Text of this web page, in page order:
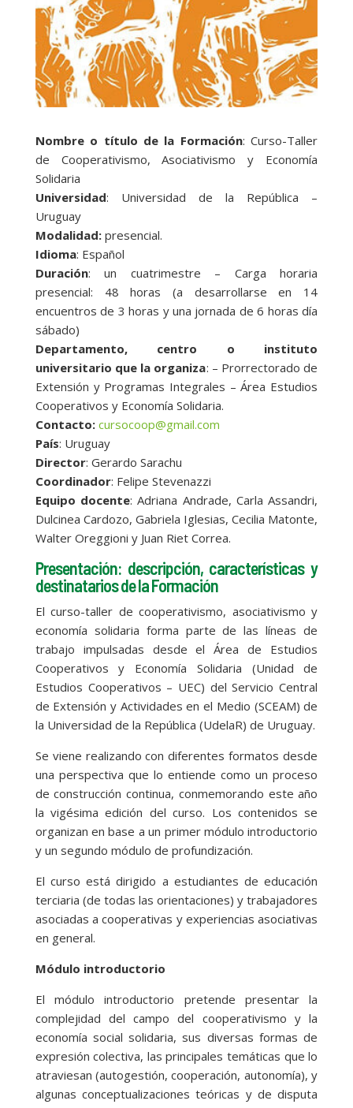
Nombre o título de la Formación: Curso-Taller
de Cooperativismo, Asociativismo y Economía
Solidaria
Universidad: Universidad de la República –
Uruguay
Modalidad:presencial.
Idioma: Español
Duración: un cuatrimestre – Carga horaria
presencial: 48 horas (a desarrollarse en 14
encuentros de 3 horas y una jornada de 6 horas día
sábado)
Departamento, centro o instituto
universitario que la organiza: – Prorrectorado de
Extensión y Programas Integrales – Área Estudios
Cooperativos y Economía Solidaria.
Contacto: cursocoop@gmail.com
País: Uruguay
Director: Gerardo Sarachu
Coordinador: Felipe Stevenazzi
Equipo docente: Adriana Andrade, Carla Assandri,
Dulcinea Cardozo, Gabriela Iglesias, Cecilia Matonte,
Walter Oreggioni y Juan Riet Correa.
Presentación: descripción, características y
destinatarios de la Formación
El curso-taller de cooperativismo, asociativismo y
economía solidaria forma parte de las líneas de
trabajo impulsadas desde el Área de Estudios
Cooperativos y Economía Solidaria (Unidad de
Estudios Cooperativos – UEC) del Servicio Central
de Extensión y Actividades en el Medio (SCEAM) de
la Universidad de la República (UdelaR) de Uruguay.
Se viene realizando con diferentes formatos desde
una perspectiva que lo entiende como un proceso
de construcción continua, conmemorando este año
la vigésima edición del curso. Los contenidos se
organizan en base a un primer módulo introductorio
y un segundo módulo de profundización.
El curso está dirigido a estudiantes de educación
terciaria (de todas las orientaciones) y trabajadores
asociadas a cooperativas y experiencias asociativas
en general.
Módulo introductorio
El módulo introductorio pretende presentar la
complejidad del campo del cooperativismo y la
economía social solidaria, sus diversas formas de
expresión colectiva, las principales temáticas que lo
atraviesan (autogestión, cooperación, autonomía), y
algunas conceptualizaciones teóricas y de disputa